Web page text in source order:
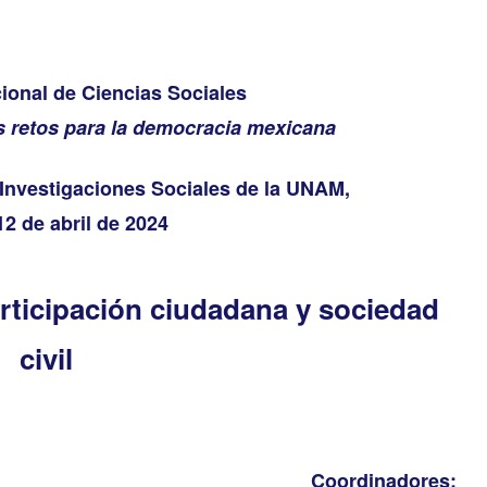
de Ciencias Sociales
para la democracia mexicana
Sociales de la UNAM,
de abril de 2024
ciudadana y sociedad
civil
Coordinadores: